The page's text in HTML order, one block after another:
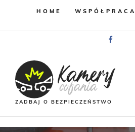
HOME WSPÓŁPRACA
ZADBAJ O BEZPIECZEŃSTWO